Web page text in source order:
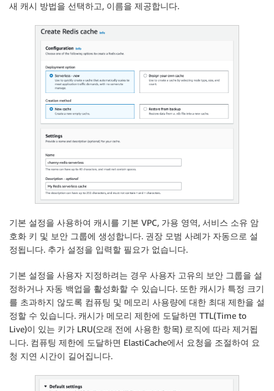
새 캐시 방법을 선택하고, 이름을 제공합니다.
기본 설정을 사용하여 캐시를 기본 VPC, 가용 영역, 서비스 소유 암
호화 키 및 보안 그룹에 생성합니다. 권장 모범 사례가 자동으로 설
정됩니다. 추가 설정을 입력할 필요가 없습니다.
기본 설정을 사용자 지정하려는 경우 사용자 고유의 보안 그룹을 설
정하거나 자동 백업을 활성화할 수 있습니다. 또한 캐시가 특정 크기
를 초과하지 않도록 컴퓨팅 및 메모리 사용량에 대한 최대 제한을 설
정할 수 있습니다. 캐시가 메모리 제한에 도달하면 TTL(Time to
Live)이 있는 키가 LRU(오래 전에 사용한 항목) 로직에 따라 제거됩
니다. 컴퓨팅 제한에 도달하면 ElastiCache에서 요청을 조절하여 요
청 지연 시간이 길어집니다.